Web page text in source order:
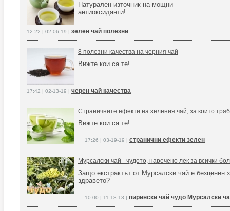
Натурален източник на мощни
антиоксиданти!
12:22 | 02-06-19 | зелен чай полезни
8 полезни качества на черния чай
Вижте кои са те!
17:42 | 02-13-19 | черен чай качества
Страничните ефекти на зеления чай, за които
Вижте кои са те!
17:26 | 03-19-19 | странични ефекти зелен
Мурсалски чай - чудото, наречено лек за всички
Защо екстрактът от Мурсалски чай е безценен
здравето?
10:00 | 11-18-13 | пирински чай чудо Мурсалски